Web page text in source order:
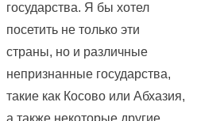
государства. Я бы хотел
посетить не только эти
страны, но и различные
непризнанные государства,
такие как Косово или Абхазия,
а также некоторые другие